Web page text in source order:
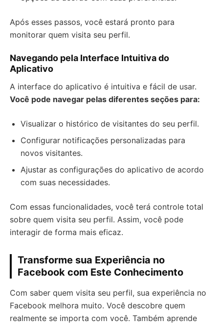
Após esses passos, você estará pronto para
monitorar quem visita seu perfil.
Navegando pela Interface Intuitiva do
Aplicativo
A interface do aplicativo é intuitiva e fácil de usar.
Você pode navegar pelas diferentes seções para:
Visualizar o histórico de visitantes do seu perfil.
Configurar notificações personalizadas para
novos visitantes.
Ajustar as configurações do aplicativo de acordo
com suas necessidades.
Com essas funcionalidades, você terá controle total
sobre quem visita seu perfil. Assim, você pode
interagir de forma mais eficaz.
Transforme sua Experiência no
Facebook com Este Conhecimento
Com saber quem visita seu perfil, sua experiência no
Facebook melhora muito. Você descobre quem
realmente se importa com você. Também aprende